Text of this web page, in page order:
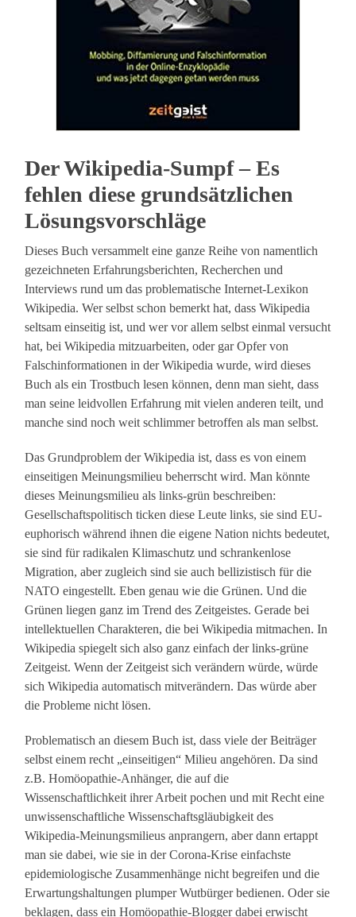
Der Wikipedia-Sumpf – Es
fehlen diese grundsätzlichen
Lösungsvorschläge
Dieses Buch versammelt eine ganze Reihe von namentlich
gezeichneten Erfahrungsberichten, Recherchen und
Interviews rund um das problematische Internet-Lexikon
Wikipedia. Wer selbst schon bemerkt hat, dass Wikipedia
seltsam einseitig ist, und wer vor allem selbst einmal versucht
hat, bei Wikipedia mitzuarbeiten, oder gar Opfer von
Falschinformationen in der Wikipedia wurde, wird dieses
Buch als ein Trostbuch lesen können, denn man sieht, dass
man seine leidvollen Erfahrung mit vielen anderen teilt, und
manche sind noch weit schlimmer betroffen als man selbst.
Das Grundproblem der Wikipedia ist, dass es von einem
einseitigen Meinungsmilieu beherrscht wird. Man könnte
dieses Meinungsmilieu als links-grün beschreiben:
Gesellschaftspolitisch ticken diese Leute links, sie sind EU-
euphorisch während ihnen die eigene Nation nichts bedeutet,
sie sind für radikalen Klimaschutz und schrankenlose
Migration, aber zugleich sind sie auch bellizistisch für die
NATO eingestellt. Eben genau wie die Grünen. Und die
Grünen liegen ganz im Trend des Zeitgeistes. Gerade bei
intellektuellen Charakteren, die bei Wikipedia mitmachen. In
Wikipedia spiegelt sich also ganz einfach der links-grüne
Zeitgeist. Wenn der Zeitgeist sich verändern würde, würde
sich Wikipedia automatisch mitverändern. Das würde aber
die Probleme nicht lösen.
Problematisch an diesem Buch ist, dass viele der Beiträger
selbst einem recht „einseitigen“ Milieu angehören. Da sind
z.B. Homöopathie-Anhänger, die auf die
Wissenschaftlichkeit ihrer Arbeit pochen und mit Recht eine
unwissenschaftliche Wissenschaftsgläubigkeit des
Wikipedia-Meinungsmilieus anprangern, aber dann ertappt
man sie dabei, wie sie in der Corona-Krise einfachste
epidemiologische Zusammenhänge nicht begreifen und die
Erwartungshaltungen plumper Wutbürger bedienen. Oder sie
beklagen, dass ein Homöopathie-Blogger dabei erwischt